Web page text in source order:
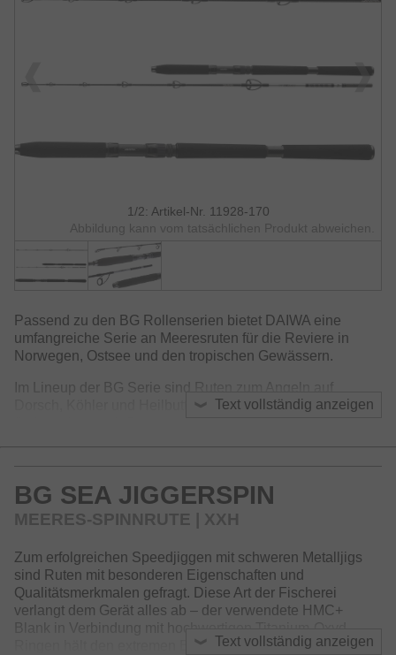
1/2: Artikel-Nr. 11928-170
Abbildung kann vom tatsächlichen Produkt abweichen.
Text vollständig anzeigen
Passend zu den BG Rollenserien bietet DAIWA eine
umfangreiche Serie an Meeresruten für die Reviere in
Norwegen, Ostsee und den tropischen Gewässern.
Im Lineup der BG Serie sind Ruten zum Angeln auf
Dorsch, Köhler und Heilbutt mit Natur- und Kunstködern zu
Selbstverständlich bieter diese Serie auch kurzgeteilte
Reiseruten für die gängigsten Meeresangelmethoden –
Der widerstandsfähige HMC+ Blank, ausgestattet mit
salzwasserfesten Titanium-Oxyd Ringen, DPS-H bzw.
DPS Rollenhalter mit Sicherungsschraube sowie ein
langlebiges Griffstück aus EVA machen diese Ruten zu
einem zuverlässigen Begleiter während kompromissloser
BG SEA JIGGERSPIN
MEERES-SPINNRUTE | XXH
Text vollständig anzeigen
Zum erfolgreichen Speedjiggen mit schweren Metalljigs
sind Ruten mit besonderen Eigenschaften und
Qualitätsmerkmalen gefragt. Diese Art der Fischerei
verlangt dem Gerät alles ab – der verwendete HMC+
Blank in Verbindung mit hochwertigen Titanium-Oxyd
Ringen hält den extremen Belastungen durch das harte